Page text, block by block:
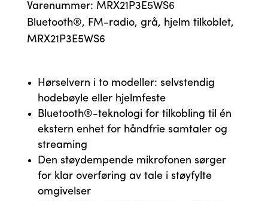
Varenummer: MRX21P3E5WS6
Bluetooth®, FM-radio, grå, hjelm tilkoblet,
MRX21P3E5WS6
Hørselvern i to modeller: selvstendig
hodebøyle eller hjelmfeste
Bluetooth®-teknologi for tilkobling til én
ekstern enhet for håndfrie samtaler og
streaming
Den støydempende mikrofonen sørger
for klar overføring av tale i støyfylte
omgivelser